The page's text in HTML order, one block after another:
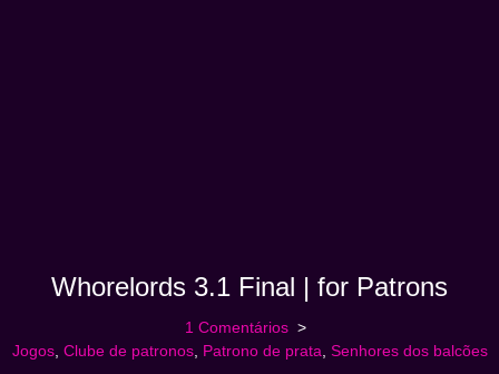
Whorelords 3.1 Final | for Patrons
1 Comentários
Jogos, Clube de patronos, Patrono de prata Senhores dos balcões